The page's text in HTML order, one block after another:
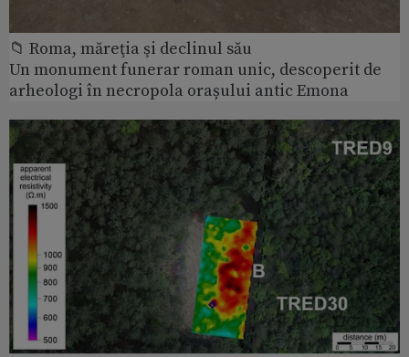
📁 Roma, măreţia şi declinul său
Un monument funerar roman unic, descoperit de
arheologi în necropola orașului antic Emona